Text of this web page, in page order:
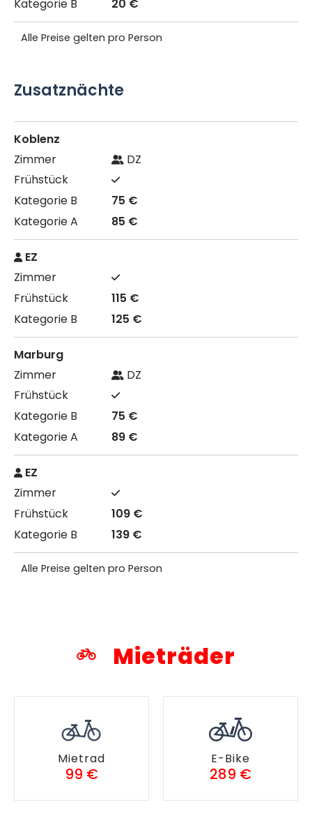
20 €
Alle Preise gelten pro Person
Zusatznächte
Koblenz
DZ
75 €
85 €
EZ
115 €
125 €
Marburg
DZ
75 €
89 €
EZ
109 €
139 €
Alle Preise gelten pro Person
Mieträder
Mietrad
99 €
E-Bike
289 €